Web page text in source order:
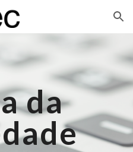
Skip to navigation
da